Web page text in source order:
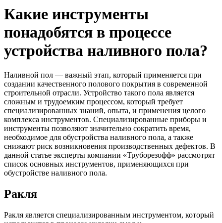
Какие инструменты
понадобятся в процессе
устройства наливного пола?
Наливной пол — важный этап, который применяется при
создании качественного полового покрытия в современной
строительной отрасли. Устройство такого пола является
сложным и трудоемким процессом, который требует
специализированных знаний, опыта, и применения целого
комплекса инструментов. Специализированные приборы и
инструменты позволяют значительно сократить время,
необходимое для обустройства наливного пола, а также
снижают риск возникновения производственных дефектов. В
данной статье эксперты компании «Труборезофф» рассмотрят
список основных инструментов, применяющихся при
обустройстве наливного пола.
Ракля
Ракля является специализированным инструментом, который